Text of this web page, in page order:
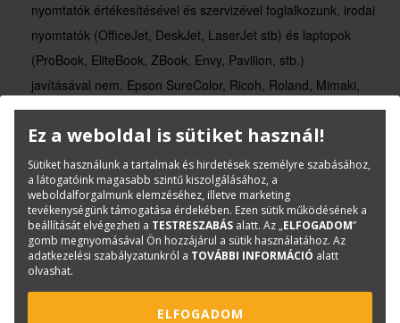
nyomtatók értékesítésével és szervizével foglalkozunk, irodai
nyomtatók (OfficeJet, DeskJet, LaserJet stb) és laptopok
(ProBook, EliteBook, ZBook, Envy, Pavilion, stb.)
javításával nem. Epson SureColor, Ricoh, Roland, Mimaki,
Xerox, KIP, stb. nagyformátumú nyomtatók szervizelésére nem
tudunk rendelést felvenni.
Kérdése van?
Ez a weboldal is sütiket használ!
Sütiket használunk a tartalmak és hirdetések személyre szabásához,
a látogatóink magasabb szintű kiszolgálásához, a
weboldalforgalmunk elemzéséhez, illetve marketing
tevékenységünk támogatása érdekében. Ezen sütik működésének a
beállítását elvégezheti a TESTRESZABÁS alatt. Az „ELFOGADOM”
gomb megnyomásával Ön hozzájárul a sütik használatához. Az
adatkezelési szabályzatunkról a TOVÁBBI INFORMÁCIÓ alatt
olvashat.
ELFOGADOM